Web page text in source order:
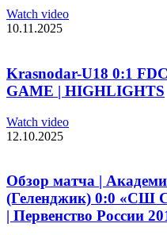
Watch video
10.11.2025
Krasnodar-U18 0:1
GAME | HIGHLIGHTS
Watch video
12.10.2025
Обзор матча |
(Геленджик) 0:0 «СШ
| Первенство России